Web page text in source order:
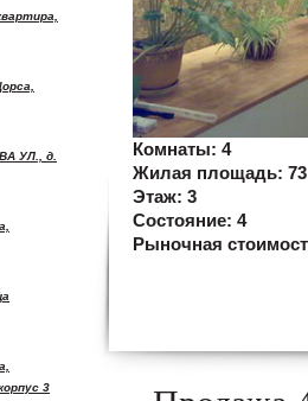
УЛ., д.
3
Комнаты: 4
Жилая площадь:
Этаж: 3
Состояние: 4
Рыночная